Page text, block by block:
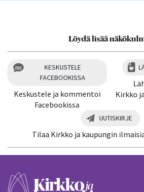
Löydä lisää
KESKUSTELE
FACEBOOKISSA
Keskustele ja kommentoi
Facebookissa
Kirkko
UUTISKIRJE
Tilaa Kirkko ja kaupungin